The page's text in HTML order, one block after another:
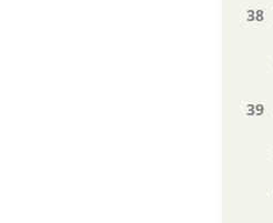
38
39